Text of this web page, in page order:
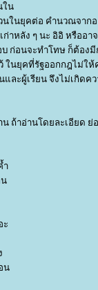
ใน
ในยุคต่อ คำนวณจาก
ก่าหลัง ๆ นะ อิอิ หรืออ
ก่อนจะทำโทษ ก็ต้อง
นยุคที่รัฐออกกฎไม่ให้
ละผู้เรียน จึงไม่เกิดค
ถ้าอ่านโดยละเอียด
ำ
ะ
น